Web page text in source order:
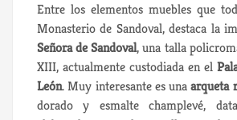
Entre los elementos muebles que
Monasterio de Sandoval, destaca la
Señora de Sandoval, una talla
XIII, actualmente custodiada en el
León. Muy interesante es unaarqueta
dorado y esmalte champlevé,